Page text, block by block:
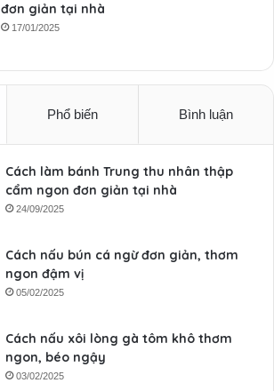
đơn giản tại nhà
17/01/2025
Phổ biến Bình luận
Cách làm bánh Trung thu nhân thập
cẩm ngon đơn giản tại nhà
24/09/2025
Cách nấu bún cá ngừ đơn giản, thơm
ngon đậm vị
05/02/2025
Cách nấu xôi lòng gà tôm khô thơm
ngon, béo ngậy
03/02/2025